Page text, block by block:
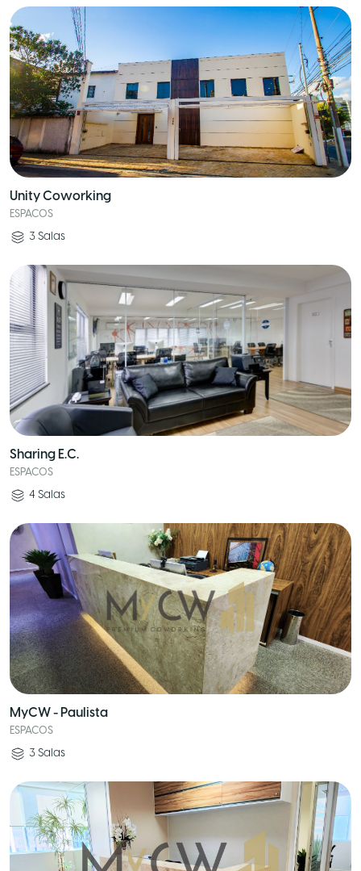
Unity Coworking
ESPACOS
3 Salas
Sharing E.C.
ESPACOS
4 Salas
MyCW - Paulista
ESPACOS
3 Salas